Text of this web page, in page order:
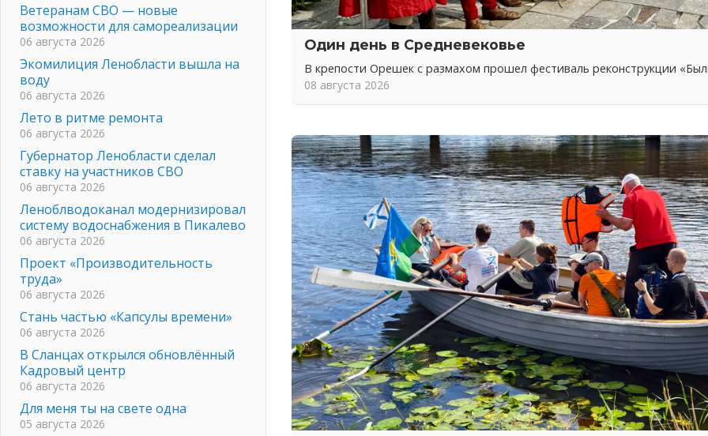
Один день в Средневековье
В крепости Орешек с размахом прошел фестиваль реконструкции
08 августа 2026
Ветеранам СВО — новые
возможности для самореализации
06 августа 2026
Экомилиция Ленобласти вышла на
воду
06 августа 2026
Лето в ритме ремонта
06 августа 2026
Губернатор Ленобласти сделал
ставку на участников СВО
06 августа 2026
Леноблводоканал модернизировал
систему водоснабжения в Пикалево
06 августа 2026
Проект «Производительность
труда»
06 августа 2026
Стань частью «Капсулы времени»
06 августа 2026
В Сланцах открылся обновлённый
Кадровый центр
06 августа 2026
Для меня ты на свете одна
05 августа 2026